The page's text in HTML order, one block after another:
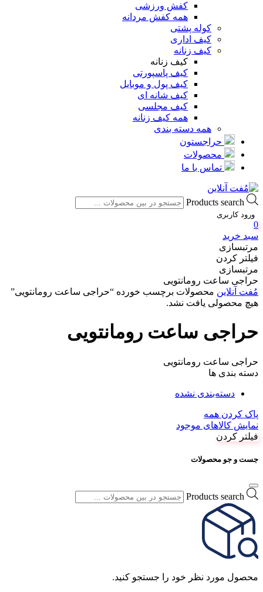
کفش ورزشی
همه کفش مردانه
کوله پشتی
کیف اداری
کیف زنانه
کیف زنانه
کیف پاسپورتی
کیف پول و موبایل
کیف شانه ای
کیف مجلسی
همه کیف زنانه
همه دسته بندی
حراجستون
محصولات
تماس با ما
Products search
ورود کاربری
0
سبد خرید
مرتبسازی
فیلتر کردن
مرتبسازی
حراجی ساعت رومانتویی
مُفت آنلاین محصولات برچسب خورده “حراجی ساعت رومانتویی”
هیچ محصولی یافت نشد.
حراجی ساعت رومانتویی
حراجی ساعت رومانتویی
دسته بندی ها
دسته‌بندی نشده
پاک کردن همه
نمایش کالاهای موجود
فیلتر کردن
جست و جو محصولات
Products search
محصول مورد نظر خود را جستجو کنید.